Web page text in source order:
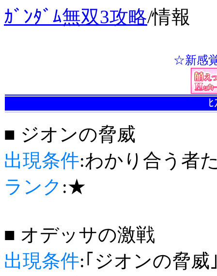
ｶﾞﾝﾀﾞﾑ無双3攻略/情報
☆新感
■ ジオンの脅威
出現条件:わかり合う者
ランク :★
■ オデッサの激戦
出現条件:｢ジオンの脅威